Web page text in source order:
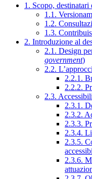
1. Scopo,
1.1.
1.2.
1.3.
2. Introduzione al
2.1. Design
government)
2.2.
2.2.1.
2.2.2.
2.3.
2.3.1.
2.3.2.
2.3.3.
2.3.4.
2.3.5.
2.3.6.